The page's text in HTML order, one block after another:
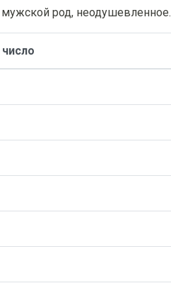
мужской род, неодушевленное.